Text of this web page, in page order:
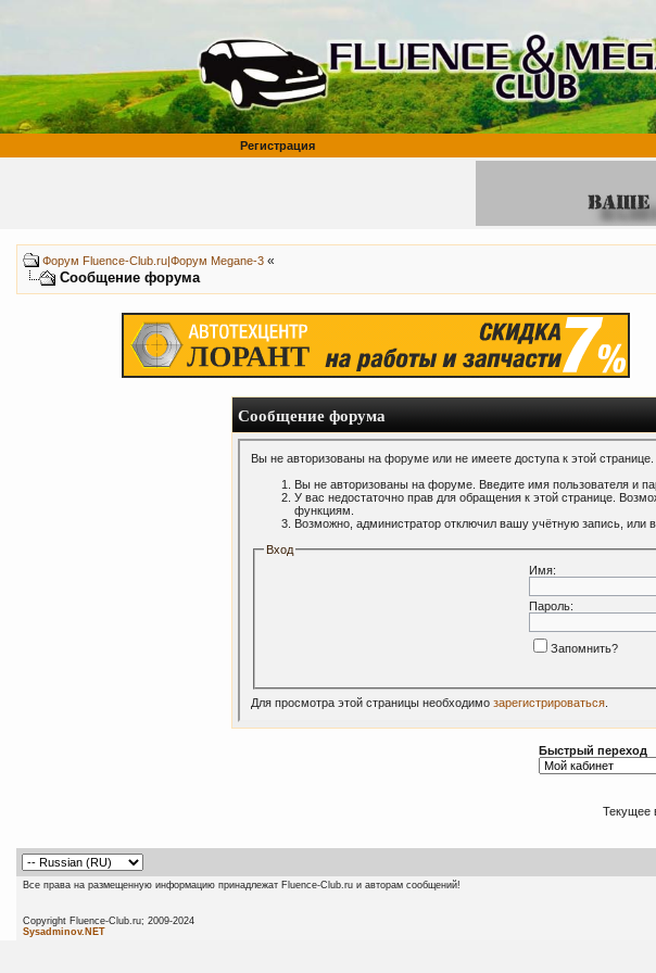
Регистрация
Форум Fluence-Club.ru|Форум Megane-3 «
Сообщение форума
Сообщение форума
Вы не авторизованы на форуме или не имеете доступа к этой
Вы не авторизованы на форуме. Введите имя пользователя и
У вас недостаточно прав для обращения к этой странице.
функциям.
Возможно, администратор отключил вашу учётную запись, или
Вход
Имя:
Пароль:
Запомнить?
Для просмотра этой страницы необходимо зарегистрироваться.
Быстрый переход
Текущее
Все права на размещенную информацию принадлежат Fluence-Club.ru и авторам сообщений!
Copyright Fluence-Club.ru; 2009-2024
Sysadminov.NET